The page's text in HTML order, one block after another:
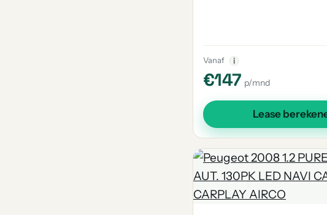
Vanaf i
€147 p/mnd
Lease